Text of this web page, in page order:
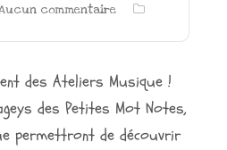
commentaire
des Ateliers Musique !
des Petites Mot Notes,
permettront de découvrir